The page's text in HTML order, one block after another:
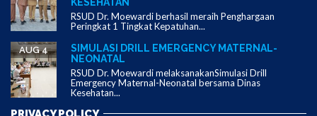
RSUD Dr. Moewardi berhasil meraih Penghargaan
Peringkat 1 Tingkat Kepatuhan...
SIMULASI DRILL EMERGENCY MATERNAL-
NEONATAL
AUG 4
RSUD Dr. Moewardi melaksanakanSimulasi Drill
Emergency Maternal-Neonatal bersama Dinas
Kesehatan...